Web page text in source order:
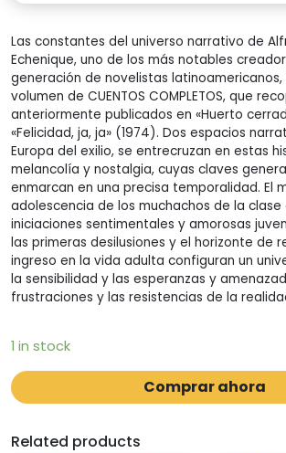
Las constantes del universo narrativo de
Echenique, uno de los más notables
generación de novelistas
volumen de CUENTOS COMPLETOS, que
anteriormente publicados en «Huerto
«Felicidad, ja, ja» (1974). Dos espacios
Europa del exilio, se entrecruzan en estas
melancolía y nostalgia, cuyas claves
enmarcan en una precisa temporalidad. El
adolescencia de los muchachos de la clase
iniciaciones sentimentales y amorosas
las primeras desilusiones y el horizonte de
ingreso en la vida adulta configuran un
la sensibilidad y las esperanzas y
frustraciones y las resistencias de la
1 in stock
Comprar ahora
Related products